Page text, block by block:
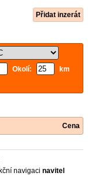
Přidat inzerát
Okolí:
km
Cena
navigaci navitel